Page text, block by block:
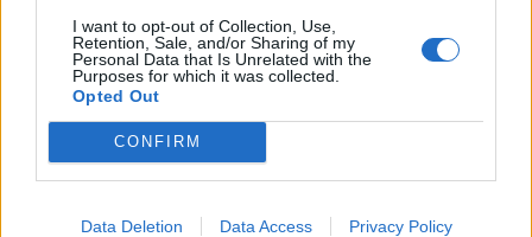
I want to opt-out of Collection, Use,
Retention, Sale, and/or Sharing of my
Personal Data that Is Unrelated with the
Purposes for which it was collected.
Opted Out
CONFIRM
Data Deletion Data Access Privacy Policy
Kárpát-medence kincsei:
Máriapócs